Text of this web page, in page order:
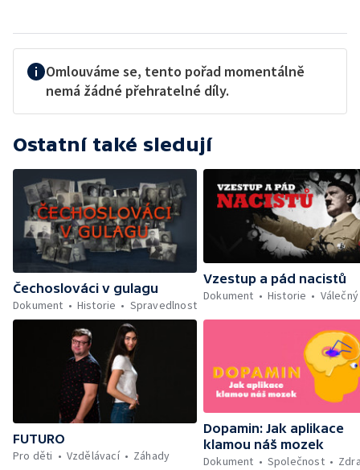
Omlouváme se, tento pořad momentálně
nemá žádné přehratelné díly.
Ostatní také sledují
Čechoslováci v gulagu
Dokument
Historie Spravedlnost
Vzestup a pád nacistů
Dokument
Historie Válečný
FUTURO
Pro děti
Vzdělávací Záhady
Dopamin: Jak aplikace
klamou náš mozek
Dokument
Společnost